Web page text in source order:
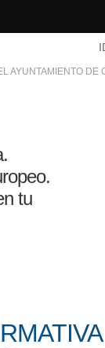
AYUNTAMIENTO DE